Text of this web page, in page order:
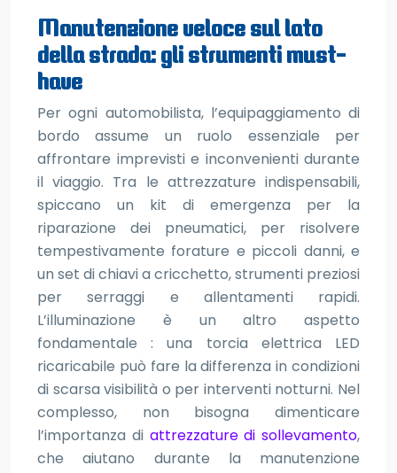
Manutenzione veloce sul lato
della strada: gli strumenti must-
have
Per ogni automobilista, l’equipaggiamento di
bordo assume un ruolo essenziale per
affrontare imprevisti e inconvenienti durante
il viaggio. Tra le attrezzature indispensabili,
spiccano un kit di emergenza per la
riparazione dei pneumatici, per risolvere
tempestivamente forature e piccoli danni, e
un set di chiavi a cricchetto, strumenti preziosi
per serraggi e allentamenti rapidi.
L’illuminazione è un altro aspetto
fondamentale : una torcia elettrica LED
ricaricabile può fare la differenza in condizioni
di scarsa visibilità o per interventi notturni. Nel
complesso, non bisogna dimenticare
l’importanza di attrezzature di sollevamento,
che aiutano durante la manutenzione